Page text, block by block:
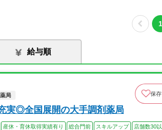
1
給与順
局 保
実◎全国展開の大手調剤薬局
産休・育休取得実績有り 総合門前 スキルアップ
店舗数30